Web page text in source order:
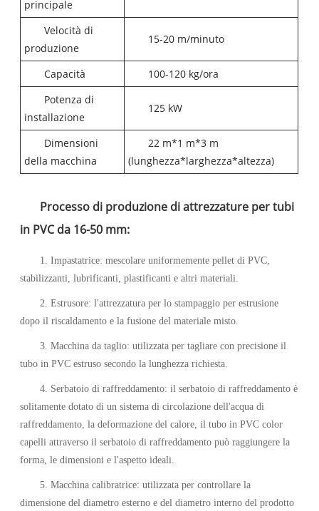
principale
Velocità di
produzione
15-20 m/minuto
Capacità
100-120 kg/ora
Potenza di
installazione
125 kW
Dimensioni
della macchina
22 m*1 m*3 m
(lunghezza*larghezza*altezza)
Processo di produzione di attrezzature per tubi
in PVC da 16-50 mm:
1. Impastatrice: mescolare uniformemente pellet di PVC,
stabilizzanti, lubrificanti, plastificanti e altri materiali.
2. Estrusore: l'attrezzatura per lo stampaggio per estrusione
dopo il riscaldamento e la fusione del materiale misto.
3. Macchina da taglio: utilizzata per tagliare con precisione il
tubo in PVC estruso secondo la lunghezza richiesta.
4. Serbatoio di raffreddamento: il serbatoio di raffreddamento è
solitamente dotato di un sistema di circolazione dell'acqua di
raffreddamento, la deformazione del calore, il tubo in PVC color
capelli attraverso il serbatoio di raffreddamento può raggiungere la
forma, le dimensioni e l'aspetto ideali.
5. Macchina calibratrice: utilizzata per controllare la
dimensione del diametro esterno e del diametro interno del prodotto